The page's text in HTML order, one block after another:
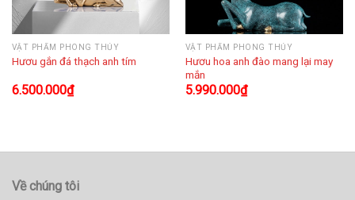
VẬT PHẨM PHONG THỦY
Hươu gắn đá thạch anh tím
6.500.000₫
VẬT PHẨM PHONG THỦY
Hươu hoa anh đào mang lại may
mắn
5.990.000₫
Về chúng tôi